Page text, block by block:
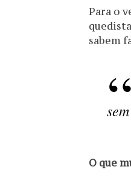
Para o
sabem
O que